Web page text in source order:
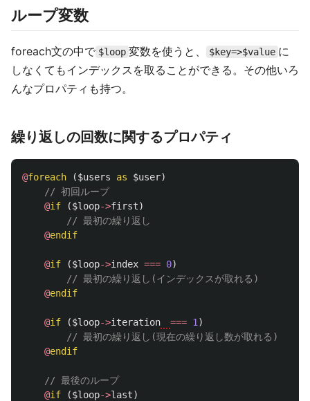
ループ変数
foreach文の中で $loop 変数を使うと、 $key=>$value に
しなくてもインデックスを取ることができる。その他いろ
んなプロパティも持つ。
繰り返しの回数に関するプロパティ
@foreach ($users as $user)
// 初回ループ
@if ($loop->first)
// 最初の繰り返し
@endif
@if ($loop->index === 0)
// 最初の繰り返し(インデックスが取れる)
@endif
@if ($loop->iteration === 1 )
// 最初の繰り返し(現在の繰り返し数が取れる)
@endif
// 最後のループ
@if ($loop->last)